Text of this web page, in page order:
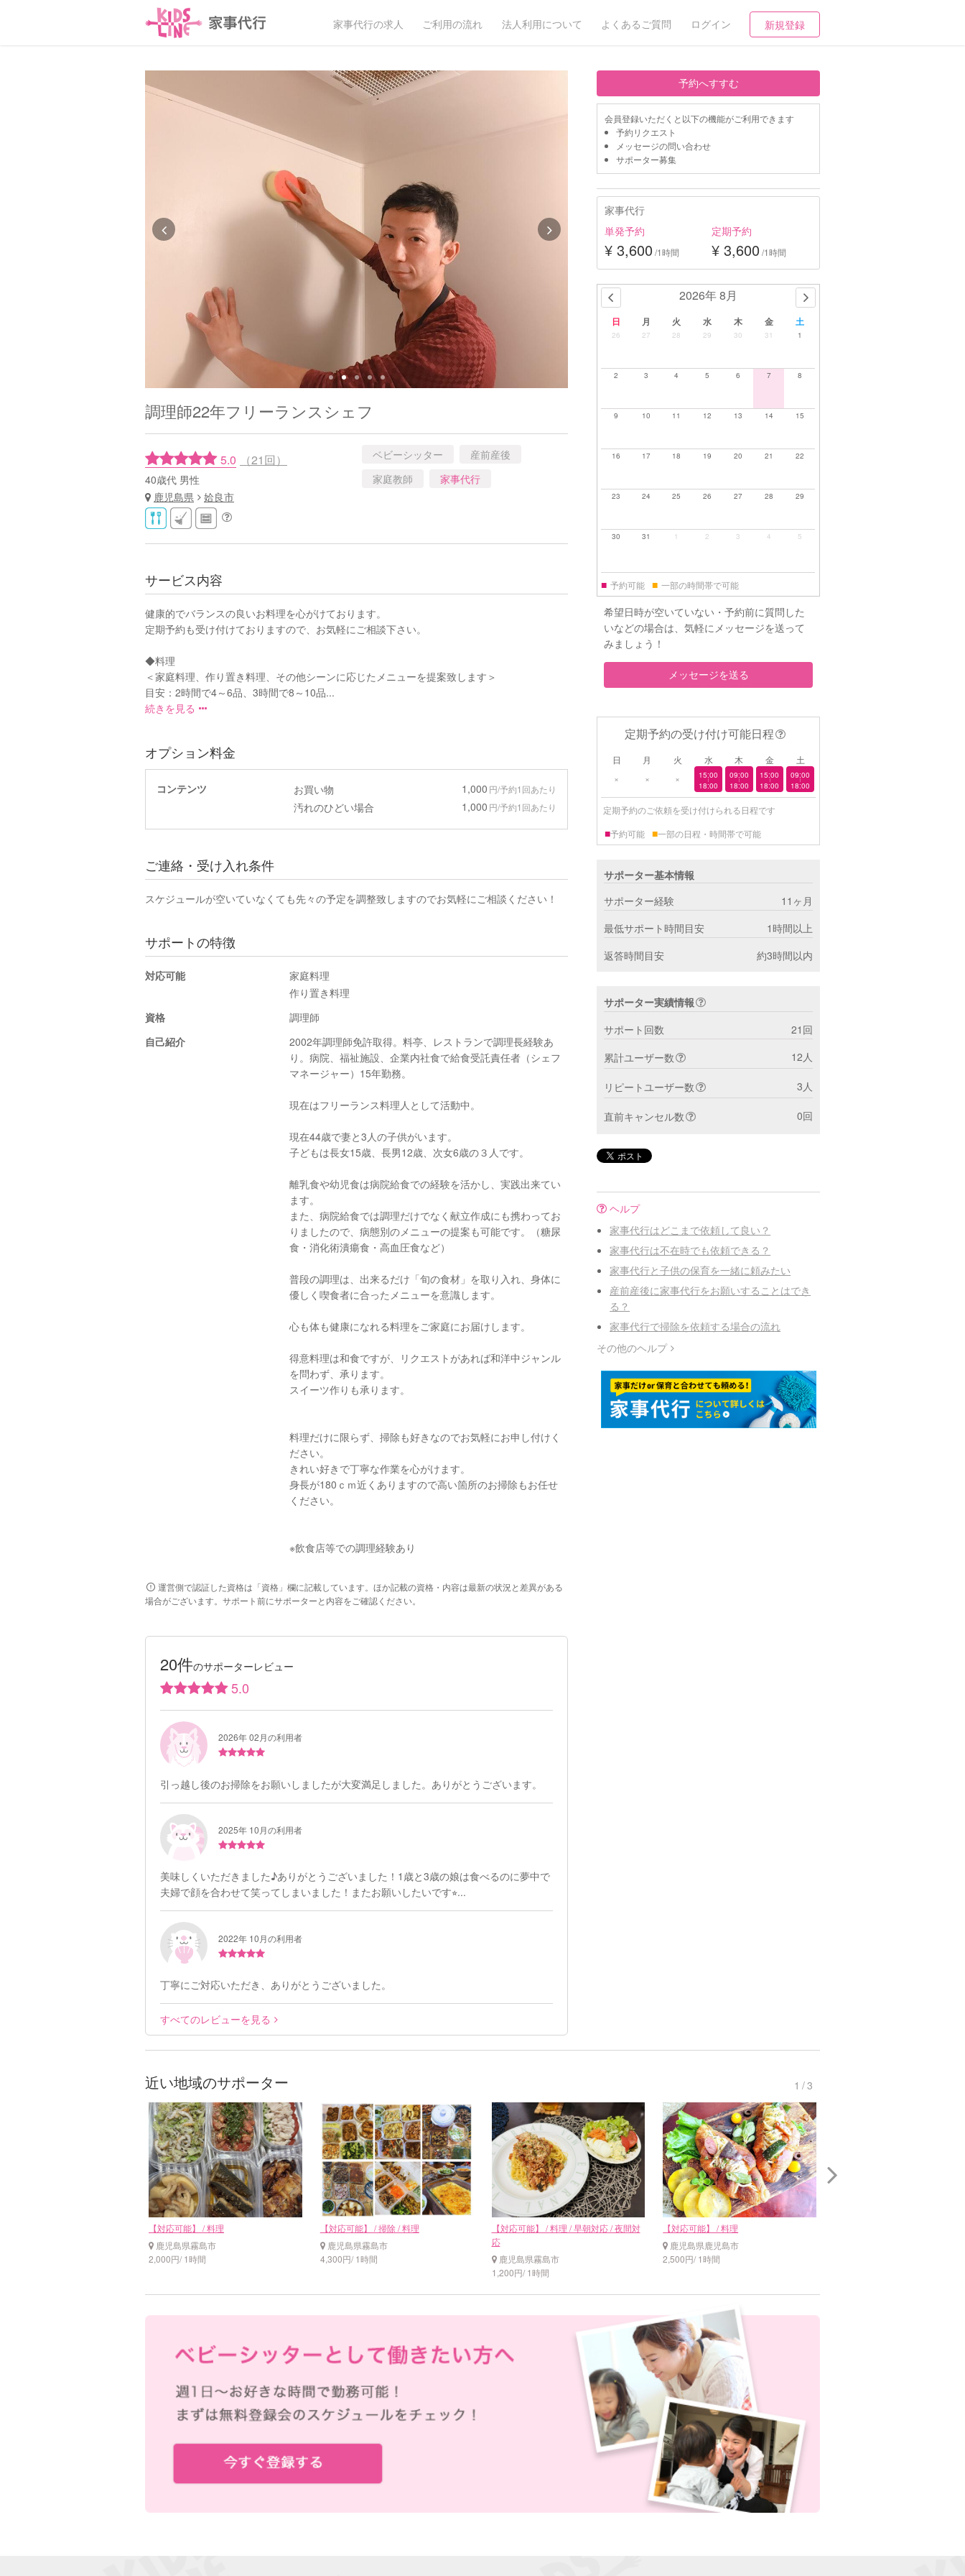
家事代行の求人 ご利用の流れ 法人利用について よくあるご質問 ログイン 新規登録
調理師22年フリーランスシェフ
5.0 （21回）
40歳代 男性
鹿児島県
姶良市
ベビーシッター
産前産後
家庭教師
家事代行
サービス内容
健康的でバランスの良いお料理を心がけております。
定期予約も受け付けておりますので、お気軽にご相談下さい。
◆料理
＜家庭料理、作り置き料理、その他シーンに応じたメニューを提案致します＞
目安：2時間で4～6品、3時間で8～10品...
続きを見る
オプション料金
コンテンツ お買い物 1,000 円/予約1回あたり
汚れのひどい場合 1,000 円/予約1回あたり
ご連絡・受け入れ条件
スケジュールが空いていなくても先々の予定を調整致しますのでお気軽にご相談ください！
サポートの特徴
対応可能
家庭料理
作り置き料理
資格
調理師
自己紹介
2002年調理師免許取得。料亭、レストランで調理長経験あ
り。病院、福祉施設、企業内社食で給食受託責任者（シェフ
マネージャー）15年勤務。
現在はフリーランス料理人として活動中。
現在44歳で妻と3人の子供がいます。
子どもは長女15歳、長男12歳、次女6歳の３人です。
離乳食や幼児食は病院給食での経験を活かし、実践出来てい
ます。
また、病院給食では調理だけでなく献立作成にも携わってお
りましたので、病態別のメニューの提案も可能です。（糖尿
食・消化術潰瘍食・高血圧食など）
普段の調理は、出来るだけ「旬の食材」を取り入れ、身体に
優しく喫食者に合ったメニューを意識します。
心も体も健康になれる料理をご家庭にお届けします。
得意料理は和食ですが、リクエストがあれば和洋中ジャンル
を問わず、承ります。
スイーツ作りも承ります。
料理だけに限らず、掃除も好きなのでお気軽にお申し付けく
ださい。
きれい好きで丁寧な作業を心がけます。
身長が180ｃｍ近くありますので高い箇所のお掃除もお任せ
ください。
※飲食店等での調理経験あり
運営側で認証した資格は「資格」欄に記載しています。ほか記載の資格・内容は最新の状況と差異がある
場合がございます。サポート前にサポーターと内容をご確認ください。
20件のサポーターレビュー
5.0
2026年 02月の利用者
引っ越し後のお掃除をお願いしましたが大変満足しました。ありがとうございます。
2025年 10月の利用者
美味しくいただきました♪ありがとうございました！1歳と3歳の娘は食べるのに夢中で
夫婦で顔を合わせて笑ってしまいました！またお願いしたいです⭐︎...
2022年 10月の利用者
丁寧にご対応いただき、ありがとうございました。
すべてのレビューを見る
予約へすすむ
会員登録いただくと以下の機能がご利用できます
予約リクエスト
メッセージの問い合わせ
サポーター募集
家事代行
単発予約
¥ 3,600 /1時間
定期予約
¥ 3,600 /1時間
2026年 8月
日 月 火 水 木 金 土
26 27 28 29 30 31 1
2 3 4 5 6 7 8
9 10 11 12 13 14 15
16 17 18 19 20 21 22
23 24 25 26 27 28 29
30 31 1 2 3 4 5
■ 予約可能 ■ 一部の時間帯で可能
希望日時が空いていない・予約前に質問した
いなどの場合は、気軽にメッセージを送って
みましょう！
メッセージを送る
定期予約の受け付け可能日程
日
×
月
×
火
×
水
15:00
|
18:00
木
09:00
|
18:00
金
15:00
|
18:00
土
09:00
|
18:00
定期予約のご依頼を受け付けられる日程です
■予約可能 ■一部の日程・時間帯で可能
サポーター基本情報
サポーター経験
11ヶ月
最低サポート時間目安
1時間以上
返答時間目安
約3時間以内
サポーター実績情報
サポート回数
21回
累計ユーザー数
12人
リピートユーザー数 3人
直前キャンセル数 0回
ヘルプ
家事代行はどこまで依頼して良い？
家事代行は不在時でも依頼できる？
家事代行と子供の保育を一緒に頼みたい
産前産後に家事代行をお願いすることはでき
る？
家事代行で掃除を依頼する場合の流れ
その他のヘルプ
近い地域のサポーター 1 /3
【対応可能】 / 料理
鹿児島県霧島市
2,000円/ 1時間
【対応可能】 / 掃除 / 料理
鹿児島県霧島市
4,300円/ 1時間
【対応可能】 / 料理 / 早朝対応 / 夜間対
応
鹿児島県霧島市
1,200円/ 1時間
【対応可能】 / 料理
鹿児島県鹿児島市
2,500円/ 1時間